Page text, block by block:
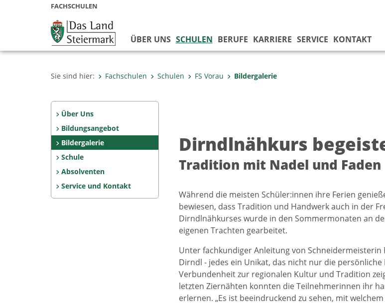
FACHSCHULEN
ÜBER UNS SCHULEN BERUFE KARRIERE SERVICE KONTAKT
Sie sind hier: Fachschulen Schulen FS Vorau Bildergalerie
Über Uns
Bildungsangebot
Bildergalerie
Schule
Absolventen
Service und Kontakt
Dirndlnähkurs
Tradition mit Nadel und Faden
Während die meisten Schüler:innen ihre Ferien
bewiesen, dass Tradition und Handwerk auch in der
Dirndlnähkurses wurde in den Sommermonaten an
eigenen Trachten gearbeitet.
Unter fachkundiger Anleitung von
Dirndl - jedes ein Unikat, das nicht nur die
Verbundenheit zur regionalen Kultur und Tradition
letzten Ziernähten konnten die Teilnehmerinnen ihr
erlernen. „Es ist beeindruckend zu sehen, mit